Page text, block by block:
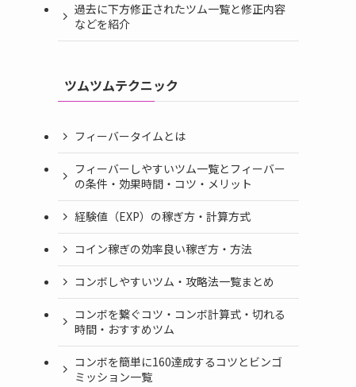
過去に下方修正されたツム一覧と修正内容
などを紹介
ツムツムテクニック
フィーバータイムとは
フィーバーしやすいツム一覧とフィーバー
の条件・効果時間・コツ・メリット
経験値（EXP）の稼ぎ方・計算方式
コイン稼ぎの効率良い稼ぎ方・方法
コンボしやすいツム・攻略法一覧まとめ
コンボを繋ぐコツ・コンボ計算式・切れる
時間・おすすめツム
コンボを簡単に160達成するコツとビンゴ
ミッション一覧